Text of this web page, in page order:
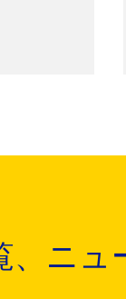
、ニュ